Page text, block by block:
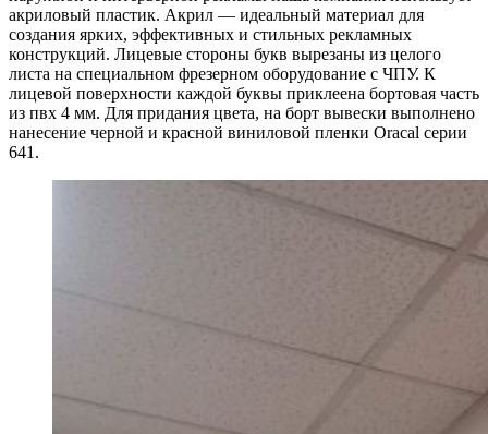
акриловый пластик. Акрил — идеальный материал для
создания ярких, эффективных и стильных рекламных
конструкций. Лицевые стороны букв вырезаны из целого
листа на специальном фрезерном оборудование с ЧПУ. К
лицевой поверхности каждой буквы приклеена бортовая часть
из пвх 4 мм. Для придания цвета, на борт вывески выполнено
нанесение черной и красной виниловой пленки Oracal серии
641.